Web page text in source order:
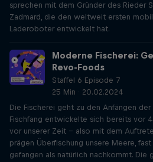
sprechen mit dem Gründer des Rieder
Zadmard, die den weltweit ersten
Laderoboter entwickelt hat.
Moderne Fischerei:
Revo-Foods
Staffel 6 Episode 7
25 Min · 20.02.2024
Die Fischerei geht zu den Anfängen
Fischfang entwickelte sich bereits vor
vor unserer Zeit – also mit dem
prägen Überfischung unsere Meere,
gefangen als natürlich nachkommt. Die